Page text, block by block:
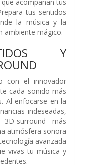
acompañan tus
tus sentidos
la música y la
ambiente mágico.
Y
con el innovador
cada sonido más
Al enfocarse en la
indeseadas,
surround más
atmósfera sonora
avanzada
vivas tu música y